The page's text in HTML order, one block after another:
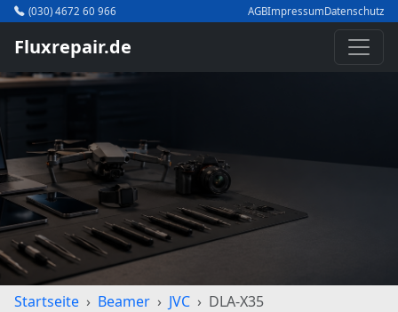
(030) 4672 60 966 AGBImpressumDatenschutz
Fluxrepair.de
Startseite Beamer JVC DLA-X35